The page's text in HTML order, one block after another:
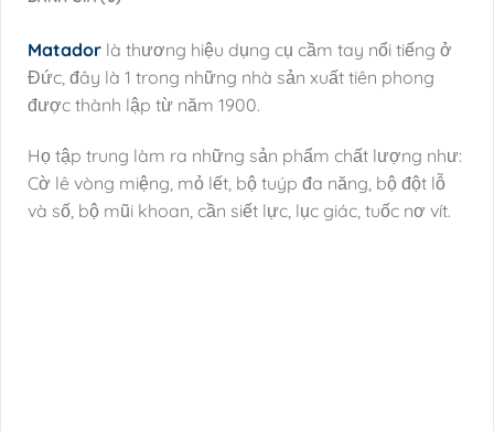
Matador là thương hiệu dụng cụ cầm tay nổi tiếng ở
Đức, đây là 1 trong những nhà sản xuất tiên phong
được thành lập từ năm 1900.
Họ tập trung làm ra những sản phẩm chất lượng như:
Cờ lê vòng miệng, mỏ lết, bộ tuýp đa năng, bộ đột lỗ
và số, bộ mũi khoan, cần siết lực, lục giác, tuốc nơ vít.